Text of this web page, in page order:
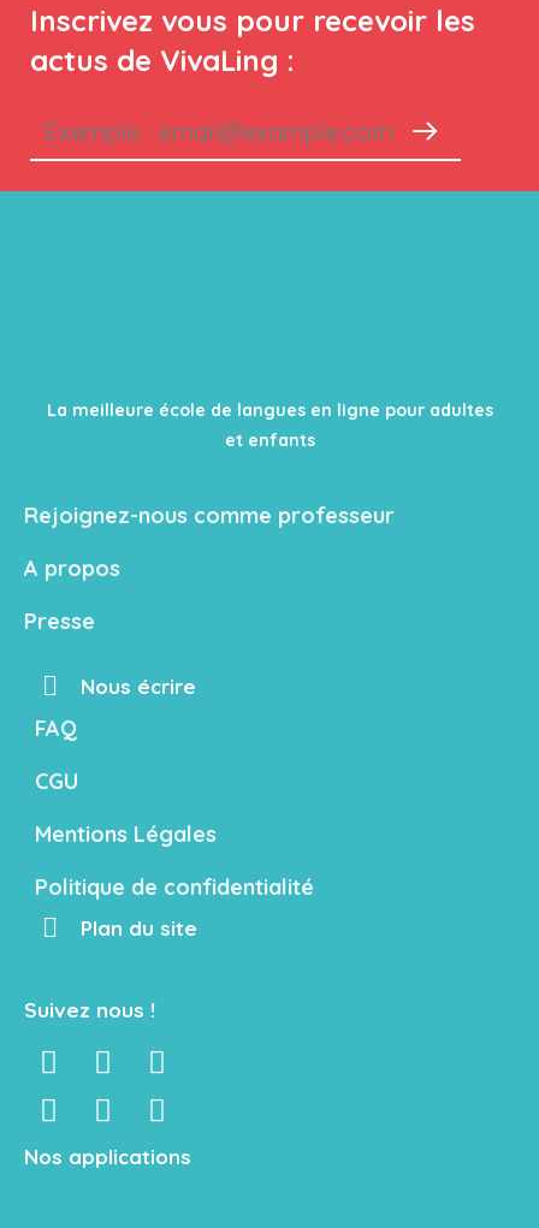
Inscrivez vous pour recevoir les
actus de VivaLing :
La meilleure école de langues en ligne pour adultes
et enfants
Rejoignez-nous comme professeur
A propos
Presse
Nous écrire
FAQ
CGU
Mentions Légales
Politique de confidentialité
Plan du site
Suivez nous !
Nos applications